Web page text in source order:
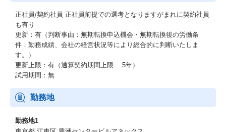
正社員/契約社員 正社員前提での選考となりますがまれに契約社員
も有り
更新：有（判断事由：無期転換申込機会・無期転換後の労働条
件：勤務成績、会社の経営状況等により総合的に判断いたしま
す。）
更新上限：有（通算契約期間上限: 5年）
試用期間：無
勤務地
勤務地1